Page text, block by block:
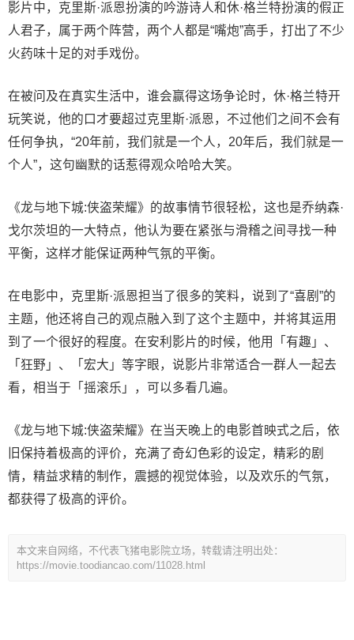
影片中，克里斯·派恩扮演的吟游诗人和休·格兰特扮演的假正
人君子，属于两个阵营，两个人都是“嘴炮”高手，打出了不少
火药味十足的对手戏份。
在被问及在真实生活中，谁会赢得这场争论时，休·格兰特开
玩笑说，他的口才要超过克里斯·派恩，不过他们之间不会有
任何争执，“20年前，我们就是一个人，20年后，我们就是一
个人”，这句幽默的话惹得观众哈哈大笑。
《龙与地下城:侠盗荣耀》的故事情节很轻松，这也是乔纳森·
戈尔茨坦的一大特点，他认为要在紧张与滑稽之间寻找一种
平衡，这样才能保证两种气氛的平衡。
在电影中，克里斯·派恩担当了很多的笑料，说到了“喜剧”的
主题，他还将自己的观点融入到了这个主题中，并将其运用
到了一个很好的程度。在安利影片的时候，他用「有趣」、
「狂野」、「宏大」等字眼，说影片非常适合一群人一起去
看，相当于「摇滚乐」，可以多看几遍。
《龙与地下城:侠盗荣耀》在当天晚上的电影首映式之后，依
旧保持着极高的评价，充满了奇幻色彩的设定，精彩的剧
情，精益求精的制作，震撼的视觉体验，以及欢乐的气氛，
都获得了极高的评价。
本文来自网络，不代表飞猪电影院立场，转载请注明出处：
https://movie.toodiancao.com/11028.html